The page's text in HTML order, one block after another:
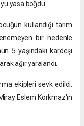
yasa boğdu.
kullandığı tarım
bir nedenle
5 yaşındaki kardeşi
ağır yaralandı.
ekipleri sevk edildi.
Eslem Korkmaz'ın